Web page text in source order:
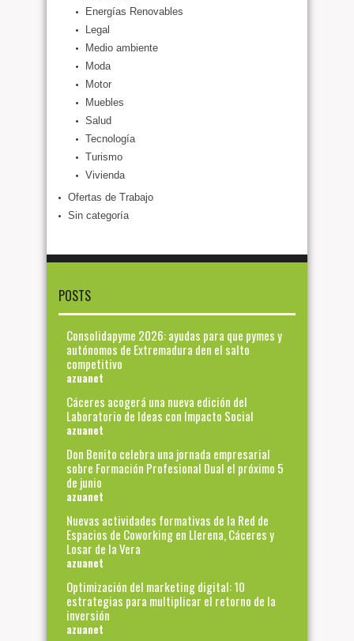
Energías Renovables
Legal
Medio ambiente
Moda
Motor
Muebles
Salud
Tecnología
Turismo
Vivienda
Ofertas de Trabajo
Sin categoría
POSTS
Consolidapyme 2026: ayudas para que pymes y
autónomos de Extremadura den el salto
competitivo
azuanet
Cáceres acogerá una nueva edición del
Laboratorio de Ideas con Impacto Social
azuanet
Don Benito celebra una jornada empresarial
sobre Formación Profesional Dual el próximo 5
de junio
azuanet
Nuevas actividades formativas de la Red de
Espacios de Coworking en Llerena, Cáceres y
Losar de la Vera
azuanet
Optimización del marketing digital: 10
estrategias para multiplicar el retorno de la
inversión
azuanet